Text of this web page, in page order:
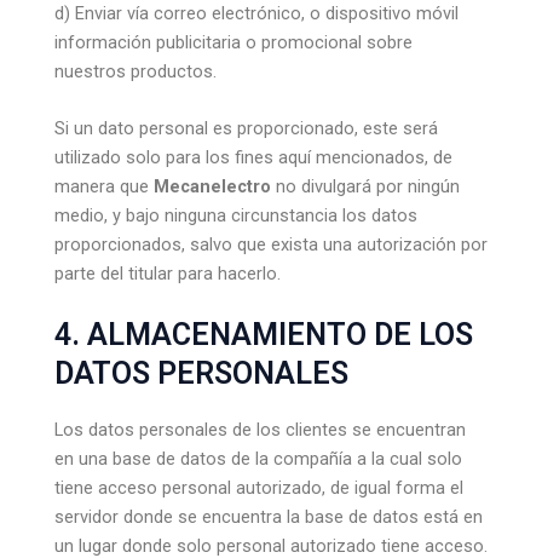
d) Enviar vía correo electrónico, o dispositivo móvil
información publicitaria o promocional sobre
nuestros productos.
Si un dato personal es proporcionado, este será
utilizado solo para los fines aquí mencionados, de
manera que Mecanelectro no divulgará por ningún
medio, y bajo ninguna circunstancia los datos
proporcionados, salvo que exista una autorización por
parte del titular para hacerlo.
4. ALMACENAMIENTO DE LOS
DATOS PERSONALES
Los datos personales de los clientes se encuentran
en una base de datos de la compañía a la cual solo
tiene acceso personal autorizado, de igual forma el
servidor donde se encuentra la base de datos está en
un lugar donde solo personal autorizado tiene acceso.